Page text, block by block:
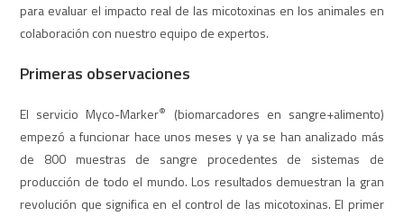
para evaluar el impacto real de las micotoxinas en los animales en
colaboración con nuestro equipo de expertos.
Primeras observaciones
El servicio Myco-Marker®
(biomarcadores en sangre+alimento)
empezó a funcionar hace unos meses y ya se han analizado más
de 800 muestras de sangre procedentes de sistemas de
producción de todo el mundo. Los resultados demuestran la gran
revolución que significa en el control de las micotoxinas. El primer